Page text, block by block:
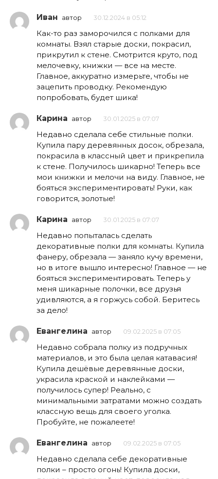
Иван автор 30.12.2024 в 05:12
Как-то раз заморочился с полками для
комнаты. Взял старые доски, покрасил,
прикрутил к стене. Смотрится круто, под
мелочевку, книжки — все на месте.
Главное, аккуратно измерьте, чтобы не
зацепить проводку. Рекомендую
попробовать, будет шика!
Карина автор 30.01.2025 в 07:07
Недавно сделала себе стильные полки.
Купила пару деревянных досок, обрезала,
покрасила в классный цвет и прикрепила
к стене. Получилось шикарно! Теперь все
мои книжки и мелочи на виду. Главное, не
бояться экспериментировать! Руки, как
говорится, золотые!
Карина автор 30.01.2025 в 07:07
Недавно попыталась сделать
декоративные полки для комнаты. Купила
фанеру, обрезала — заняло кучу времени,
но в итоге вышло интересно! Главное — не
бояться экспериментировать. Теперь у
меня шикарные полочки, все друзья
удивляются, а я горжусь собой. Беритесь
за дело!
Евангелина автор 09.02.2025 в 07:05
Недавно собрала полку из подручных
материалов, и это была целая катавасия!
Купила дешёвые деревянные доски,
украсила краской и наклейками —
получилось супер! Реально, с
минимальными затратами можно создать
классную вещь для своего уголка.
Пробуйте, не пожалеете!
Евангелина автор 09.02.2025 в 07:05
Недавно сделала себе декоративные
полки – просто огонь! Купила доски,